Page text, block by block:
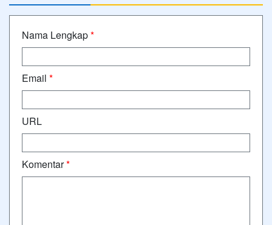
Nama Lengkap*
Email *
URL
Komentar*